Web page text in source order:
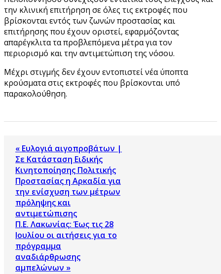
την κλινική επιτήρηση σε όλες τις εκτροφές που
βρίσκονται εντός των ζωνών προστασίας και
επιτήρησης που έχουν οριστεί, εφαρμόζοντας
απαρέγκλιτα τα προβλεπόμενα μέτρα για τον
περιορισμό και την αντιμετώπιση της νόσου.
Μέχρι στιγμής δεν έχουν εντοπιστεί νέα ύποπτα
κρούσματα στις εκτροφές που βρίσκονται υπό
παρακολούθηση.
« Ευλογιά αιγοπροβάτων |
Σε Κατάσταση Ειδικής
Κινητοποίησης Πολιτικής
Προστασίας η Αρκαδία για
την ενίσχυση των μέτρων
πρόληψης και
αντιμετώπισης
Π.Ε. Λακωνίας: Έως τις 28
Ιουλίου οι αιτήσεις για το
πρόγραμμα
αναδιάρθρωσης
αμπελώνων »